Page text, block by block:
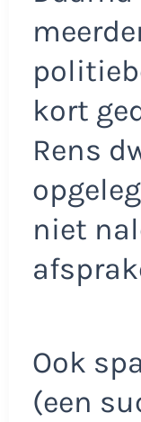
kort
Rens
niet
Ook
(een